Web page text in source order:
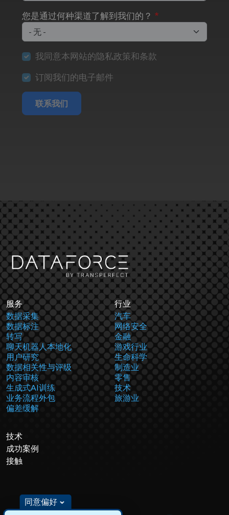
您是通过何种渠道了解到我们的？
我同意本网站的隐私政策和条款
订阅我们的电子邮件
联系我们
服务
数据采集
数据标注
转写
聊天机器人本地化
用户研究
数据相关性与评级
内容审核
生成式AI训练
业务流程外包
偏差缓解
行业
汽车
网络安全
金融
游戏行业
生命科学
制造业
零售
技术
旅游业
技术
成功案例
接触
同意偏好